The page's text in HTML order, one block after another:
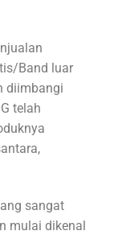
Band luar
diimbangi
telah
sangat
mulai dikenal